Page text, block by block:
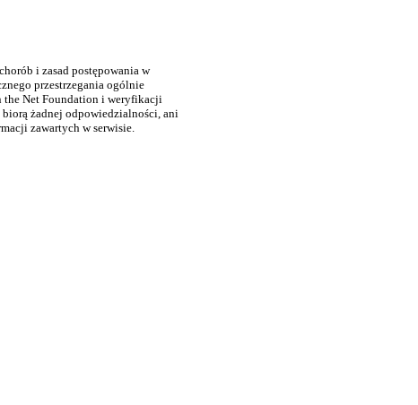
i zasad postępowania w
przestrzegania ogólnie
the Net Foundation i weryfikacji
żadnej odpowiedzialności, ani
zawartych w serwisie.